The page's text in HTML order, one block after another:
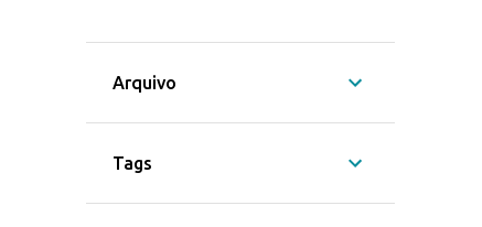
Arquivo
Tags